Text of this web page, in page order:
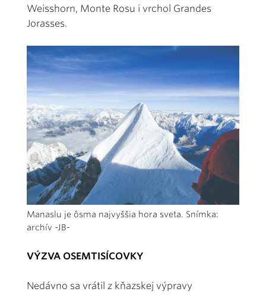
Weisshorn, Monte Rosu i vrchol Grandes
Jorasses.
Manaslu je ôsma najvyššia hora sveta. Snímka:
archív -JB-
VÝZVA OSEMTISÍCOVKY
Nedávno sa vrátil z kňazskej výpravy